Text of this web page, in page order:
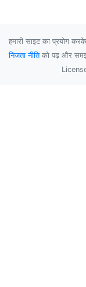
हमारी साइट का प्रयोग
निजता नीतिको पढ़ और